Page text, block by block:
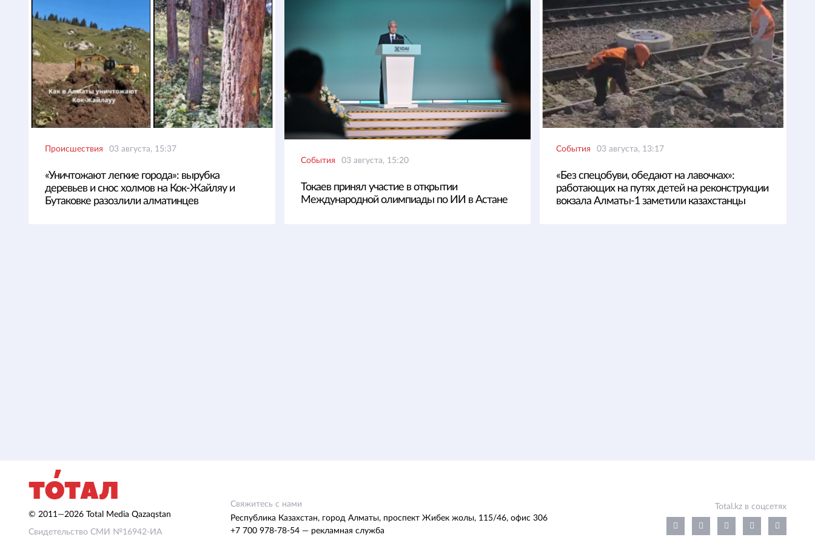
Происшествия 03 августа, 15:37
«Уничтожают легкие города»: вырубка
деревьев и снос холмов на Кок-Жайляу и
Бутаковке разозлили алматинцев
События 03 августа, 15:20
Токаев принял участие в открытии
Международной олимпиады по ИИ в Астане
События 03 августа, 13:17
«Без спецобуви, обедают на лавочках»:
работающих на путях детей на реконструкции
вокзала Алматы-1 заметили казахстанцы
© 2011—2026 Total Media Qazaqstan
Свидетельство СМИ №16942-ИА
Свяжитесь с нами
Республика Казахстан, город Алматы, проспект Жибек жолы, 115/46, офис 306
+7 700 978-78-54 — рекламная служба
Total.kz в соцсетях